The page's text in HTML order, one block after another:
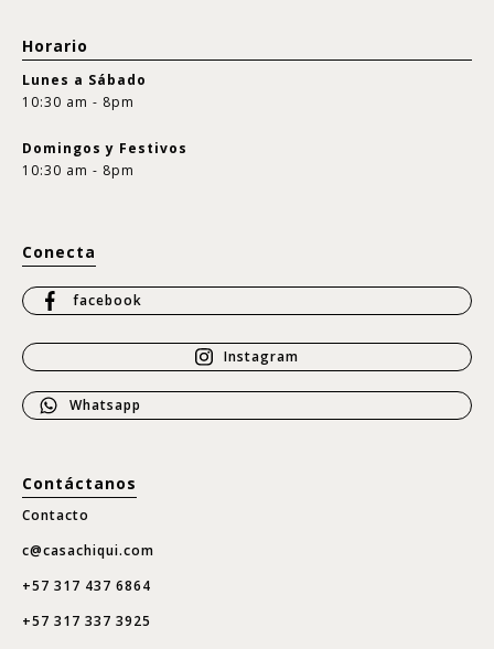
Horario
Lunes a Sábado
10:30 am - 8pm
Domingos y Festivos
10:30 am - 8pm
Conecta
facebook
Instagram
Whatsapp
Contáctanos
Contacto
c@casachiqui.com
+57 317 437 6864
+57 317 337 3925